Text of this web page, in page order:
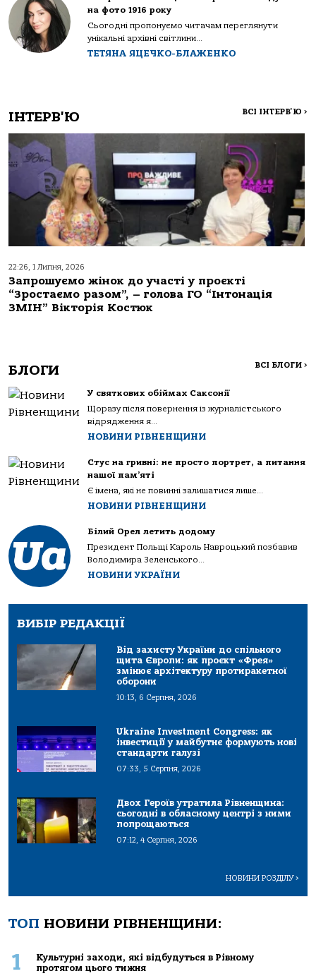
на фото 1916 року
Сьогодні пропонуємо читачам переглянути
унікальні архівні світлини...
ТЕТЯНА ЯЦЕЧКО-БЛАЖЕНКО
ІНТЕРВ'Ю ВСІ ІНТЕРВ'Ю >
22:26, 1 Липня, 2026
Запрошуємо жінок до участі у проєкті
“Зростаємо разом”, – голова ГО “Інтонація
ЗМІН” Вікторія Костюк
БЛОГИ ВСІ БЛОГИ >
У святкових обіймах Саксонії
Щоразу після повернення із журналістського
відрядження я...
НОВИНИ РІВНЕНЩИНИ
Стус на гривні: не просто портрет, а питання
нашої пам’яті
Є імена, які не повинні залишатися лише...
НОВИНИ РІВНЕНЩИНИ
Білий Орел летить додому
Президент Польщі Кароль Навроцький позбавив
Володимира Зеленського...
НОВИНИ УКРАЇНИ
ВИБІР РЕДАКЦІЇ
Від захисту України до спільного
щита Європи: як проєкт «Фрея»
змінює архітектуру протиракетної
оборони
10:13, 6 Серпня, 2026
Ukraine Investment Congress: як
інвестиції у майбутнє формують нові
стандарти галузі
07:33, 5 Серпня, 2026
Двох Героїв утратила Рівненщина:
сьогодні в обласному центрі з ними
попрощаються
07:12, 4 Серпня, 2026
НОВИНИ РОЗДІЛУ>
ТОП НОВИНИ РІВНЕНЩИНИ:
1
Культурні заходи, які відбудуться в Рівному
протягом цього тижня